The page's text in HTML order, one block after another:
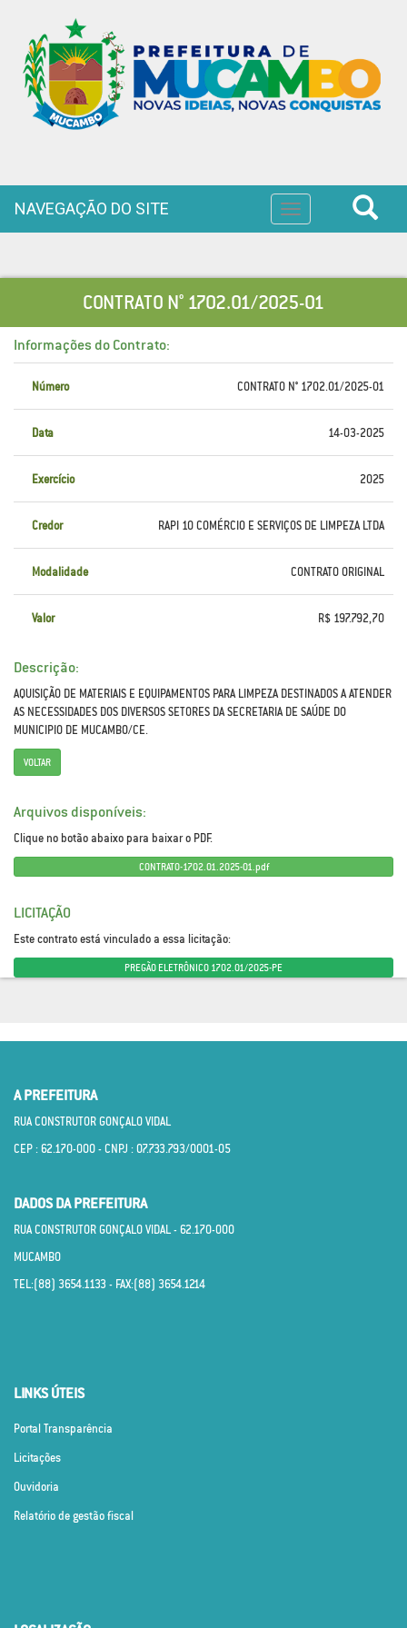
Toggle
navigation
NAVEGAÇÃO DO SITE
CONTRATO N° 1702.01/2025-01
Informações do Contrato:
Número CONTRATO N° 1702.01/2025-01
Data 14-03-2025
Exercício 2025
Credor RAPI 10 COMÉRCIO E SERVIÇOS DE LIMPEZA LTDA
Modalidade CONTRATO ORIGINAL
Valor R$ 197.792,70
Descrição:
AQUISIÇÃO DE MATERIAIS E EQUIPAMENTOS PARA LIMPEZA DESTINADOS A ATENDER
AS NECESSIDADES DOS DIVERSOS SETORES DA SECRETARIA DE SAÚDE DO
MUNICIPIO DE MUCAMBO/CE.
VOLTAR
Arquivos disponíveis:
Clique no botão abaixo para baixar o PDF.
CONTRATO-1702.01.2025-01.pdf
LICITAÇÃO
Este contrato está vinculado a essa licitação:
PREGÃO ELETRÔNICO 1702.01/2025-PE
A PREFEITURA
RUA CONSTRUTOR GONÇALO VIDAL
CEP : 62.170­-000 - CNPJ : 07.733.793/0001­-05
DADOS DA PREFEITURA
RUA CONSTRUTOR GONÇALO VIDAL - 62.170­-000
MUCAMBO
TEL:(88) 3654.1133 - FAX:(88) 3654.1214
LINKS ÚTEIS
Portal Transparência
Licitações
Ouvidoria
Relatório de gestão fiscal